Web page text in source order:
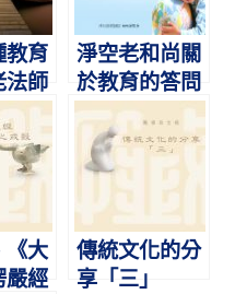
教育
法師
淨空老和尚關
於教育的答問
《大
嚴經
傳統文化的分
享「三」